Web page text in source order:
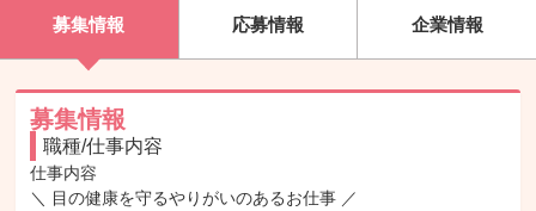
募集情報 応募情報 企業情報
募集情報
職種/仕事内容
仕事内容
＼ 目の健康を守るやりがいのあるお仕事 ／